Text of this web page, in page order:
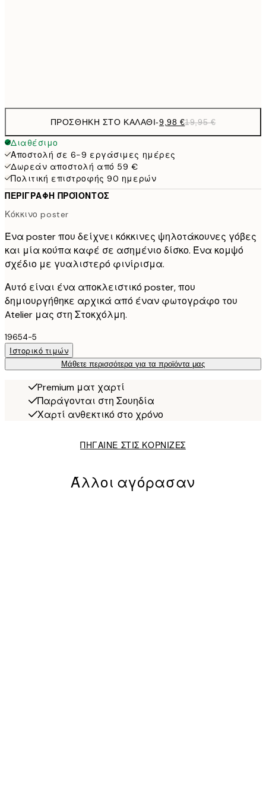
ΠΡΟΣΘΉΚΗ ΣΤΟ ΚΑΛΆΘΙ-9,98 €19,95 €
Διαθέσιμο
Αποστολή σε 6-9 εργάσιμες ημέρες
Δωρεάν αποστολή από 59 €
Πολιτική επιστροφής 90 ημερών
ΠΕΡΙΓΡΑΦΉ ΠΡΟΪΌΝΤΟΣ
Κόκκινο poster
Ένα poster που δείχνει κόκκινες ψηλοτάκουνες γόβες
και μία κούπα καφέ σε ασημένιο δίσκο. Ένα κομψό
σχέδιο με γυαλιστερό φινίρισμα.
Αυτό είναι ένα αποκλειστικό poster, που
δημιουργήθηκε αρχικά από έναν φωτογράφο του
Atelier μας στη Στοκχόλμη.
19654-5
Ιστορικό τιμών
Μάθετε περισσότερα για τα προϊόντα μας
Premium ματ χαρτί
Παράγονται στη Σουηδία
Χαρτί ανθεκτικό στο χρόνο
ΠΗΓΑΙΝΕ ΣΤΙΣ ΚΟΡΝΙΖΕΣ
Άλλοι αγόρασαν